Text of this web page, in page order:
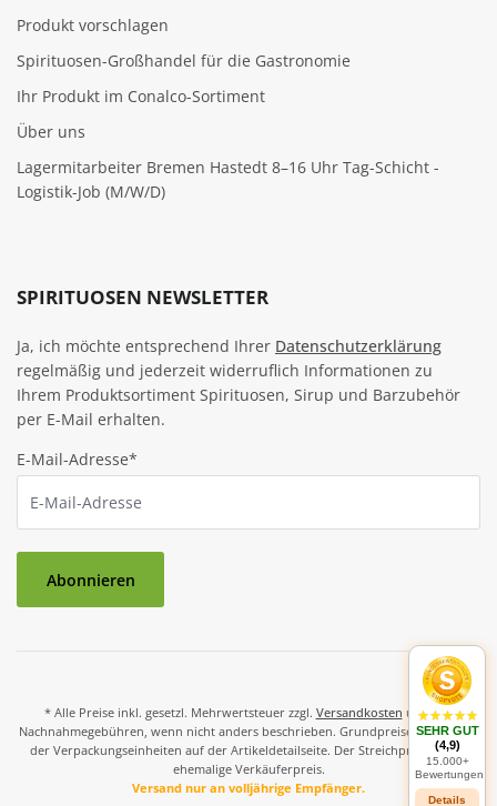
Produkt vorschlagen
Spirituosen-Großhandel für die Gastronomie
Ihr Produkt im Conalco-Sortiment
Über uns
Lagermitarbeiter Bremen Hastedt 8–16 Uhr Tag-Schicht -
Logistik-Job (M/W/D)
SPIRITUOSEN NEWSLETTER
Ja, ich möchte entsprechend Ihrer Datenschutzerklärung
regelmäßig und jederzeit widerruflich Informationen zu
Ihrem Produktsortiment Spirituosen, Sirup und Barzubehör
per E-Mail erhalten.
E-Mail-Adresse*
Abonnieren
* Alle Preise inkl. gesetzl. Mehrwertsteuer zzgl. Versandkosten und ggf.
Nachnahmegebühren, wenn nicht anders beschrieben. Grundpreise und Preise
der Verpackungseinheiten auf der Artikeldetailseite. Der Streichpreis ist der
ehemalige Verkäuferpreis.
Versand nur an volljährige Empfänger.
SEHR GUT
(4,9)
15.000+
Bewertungen
Details